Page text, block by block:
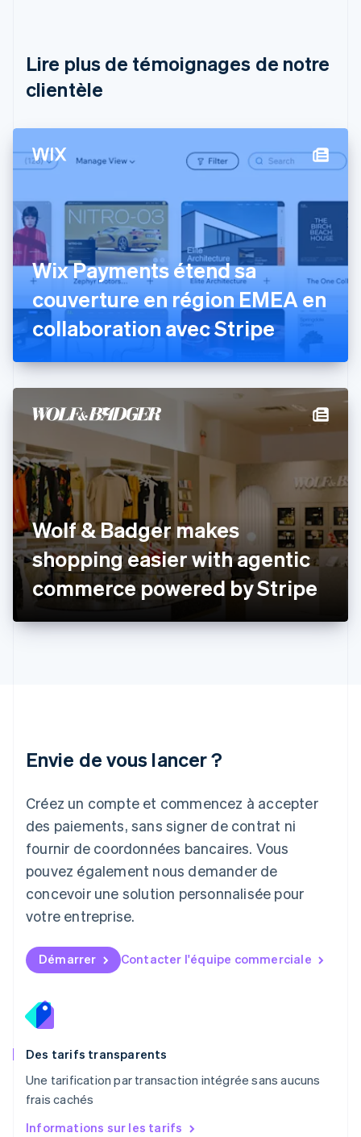
Lire plus de témoignages de notre
clientèle
Wix Payments étend sa
couverture en région EMEA en
collaboration avec Stripe
Wolf & Badger makes
shopping easier with agentic
commerce powered by Stripe
Envie de vous lancer ?
Créez un compte et commencez à accepter
des paiements, sans signer de contrat ni
fournir de coordonnées bancaires. Vous
pouvez également nous demander de
concevoir une solution personnalisée pour
votre entreprise.
Démarrer Contacter l'équipe commerciale
Des tarifs transparents
Une tarification par transaction intégrée sans aucuns
frais cachés
Informations sur les tarifs
Brésil
PortuguêsEnglish
Bulgarie
Chine continentale
简体中文English
English
Croatie
Italiano
Danemark
English
Émirats arabes unis
English
Espagne
EspañolEnglish
English
États-Unis
Finlande
Svenska
France
Français English
Gibraltar
English
Grèce
English
Hongrie
English
Inde
English
English
Deutsch English
Luxembourg
FrançaisDeutsch English
Malaisie
English 简体中文
Malte
English
EspañolEnglish
English
Nouvelle-Zélande
Pays-Bas
Nederlands
English
PortuguêsEnglish
R.A.S. de Hong Kong, Chine
English